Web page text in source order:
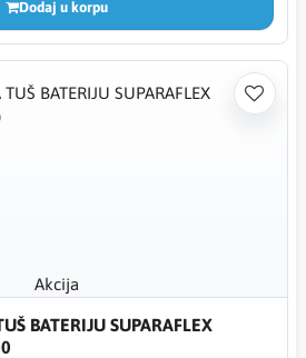
Dodaj u korpu
Akcija
BATERIJU SUPARAFLEX